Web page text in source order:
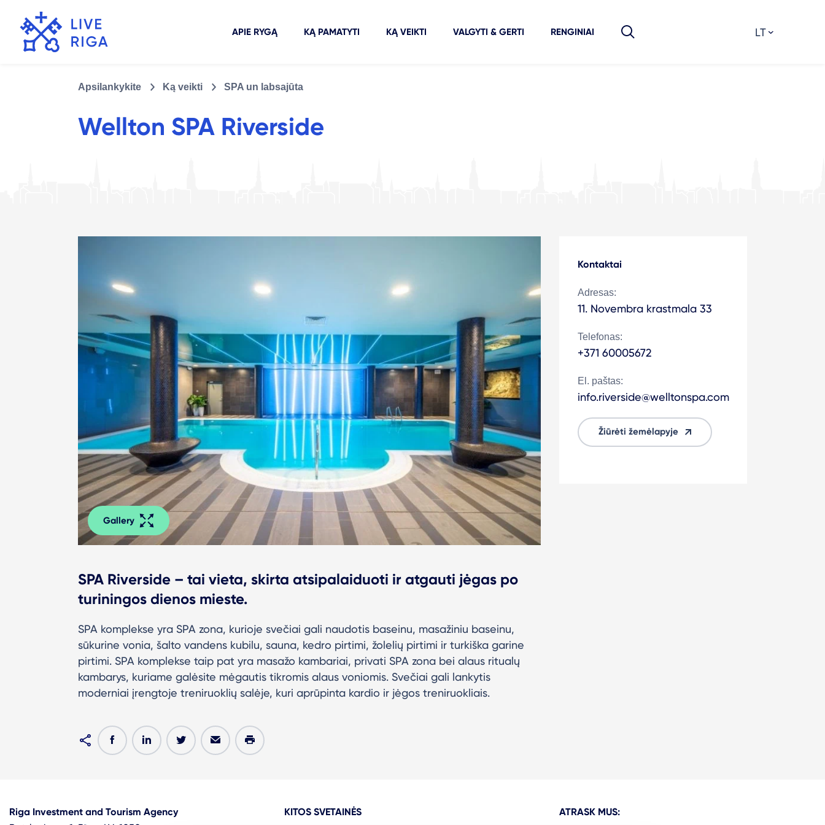
APIE RYGĄ KĄ PAMATYTI KĄ VEIKTI VALGYTI & GERTI RENGINIAI LT
Apsilankykite Ką veikti SPA un labsajūta
Wellton SPA Riverside
Gallery
SPA Riverside – tai vieta, skirta atsipalaiduoti ir atgauti jėgas po
turiningos dienos mieste.
SPA komplekse yra SPA zona, kurioje svečiai gali naudotis baseinu, masažiniu baseinu,
sūkurine vonia, šalto vandens kubilu, sauna, kedro pirtimi, žolelių pirtimi ir turkiška garine
pirtimi. SPA komplekse taip pat yra masažo kambariai, privati SPA zona bei alaus ritualų
kambarys, kuriame galėsite mėgautis tikromis alaus voniomis. Svečiai gali lankytis
moderniai įrengtoje treniruoklių salėje, kuri aprūpinta kardio ir jėgos treniruokliais.
Kontaktai
Adresas:
11. Novembra krastmala 33
Telefonas:
+371 60005672
El. paštas:
info.riverside@welltonspa.com
Žiūrėti žemėlapyje
Riga Investment and Tourism Agency
KITOS SVETAINĖS ATRASK MUS: